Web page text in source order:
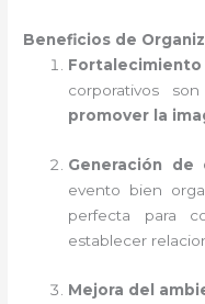
Beneficios de
corporativos
promover la
Generación de
evento bien
perfecta para
establecer
Mejora del